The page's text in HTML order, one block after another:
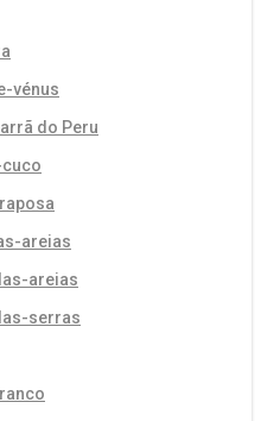
vénus
do Peru
areias
areias
serras